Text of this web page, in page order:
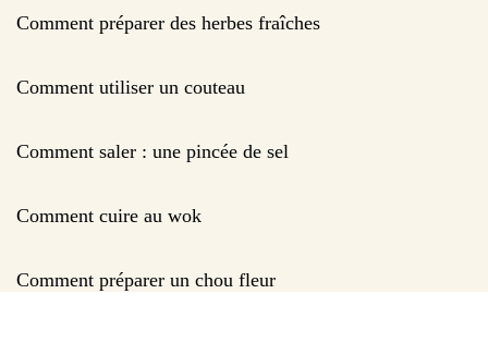
Comment préparer des herbes fraîches
Comment utiliser un couteau
Comment saler : une pincée de sel
Comment cuire au wok
Comment préparer un chou fleur